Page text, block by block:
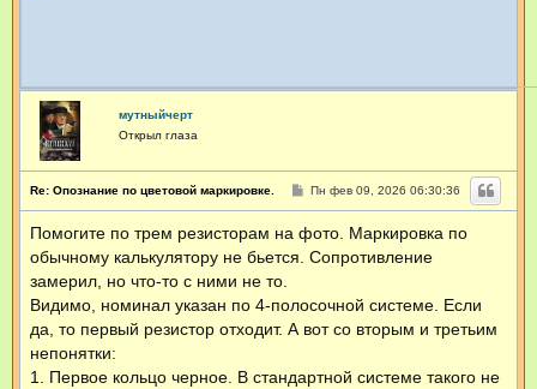
мутныйчерт
Открыл глаза
Re: Опознание по цветовой маркировке.
С
б
щ
е
е
Пн фев 09, 2026 06:30:36
Помогите по трем резисторам на фото. Маркировка по
обычному калькулятору не бьется. Сопротивление
замерил, но что-то с ними не то.
Видимо, номинал указан по 4-полосочной системе. Если
да, то первый резистор отходит. А вот со вторым и третьим
непонятки:
1. Первое кольцо черное. В стандартной системе такого не